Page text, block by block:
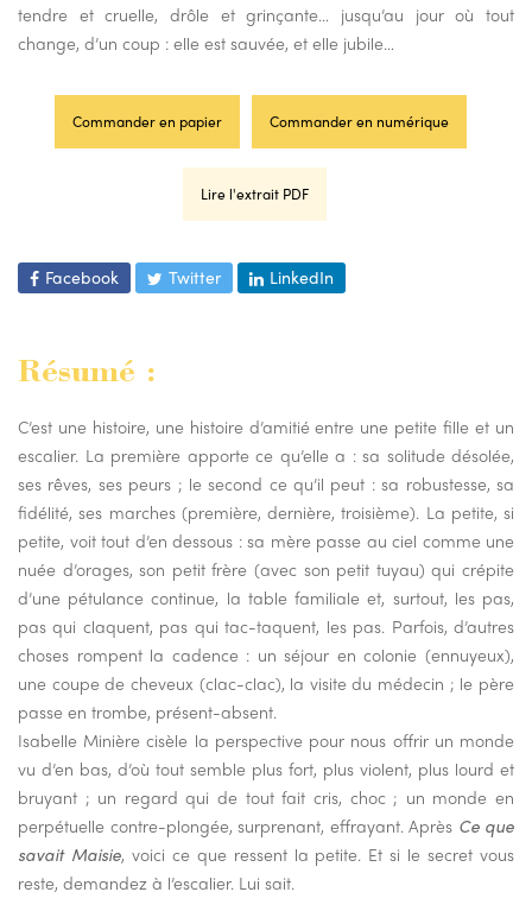
tendre et cruelle, drôle et grinçante… jusqu’au jour où tout
change, d’un coup : elle est sauvée, et elle jubile…
Commander en papier Commander en numérique
Lire l'extrait PDF
Facebook Twitter LinkedIn
Résumé :
C’est une histoire, une histoire d’amitié entre une petite fille et un
escalier. La première apporte ce qu’elle a : sa solitude désolée,
ses rêves, ses peurs ; le second ce qu’il peut : sa robustesse, sa
fidélité, ses marches (première, dernière, troisième). La petite, si
petite, voit tout d’en dessous : sa mère passe au ciel comme une
nuée d’orages, son petit frère (avec son petit tuyau) qui crépite
d’une pétulance continue, la table familiale et, surtout, les pas,
pas qui claquent, pas qui tac-taquent, les pas. Parfois, d’autres
choses rompent la cadence : un séjour en colonie (ennuyeux),
une coupe de cheveux (clac-clac), la visite du médecin ; le père
passe en trombe, présent-absent.
Isabelle Minière cisèle la perspective pour nous offrir un monde
vu d’en bas, d’où tout semble plus fort, plus violent, plus lourd et
bruyant ; un regard qui de tout fait cris, choc ; un monde en
perpétuelle contre-plongée, surprenant, effrayant. Après Ce que
savait Maisie, voici ce que ressent la petite. Et si le secret vous
reste, demandez à l’escalier. Lui sait.